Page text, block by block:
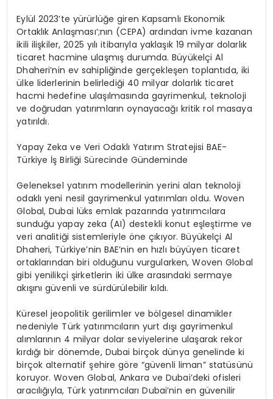
Eylül 2023’te yürürlüğe giren Kapsamlı Ekonomik
Ortaklık Anlaşması‘;nın (CEPA) ardından ivme kazanan
ikili ilişkiler, 2025 yılı itibarıyla yaklaşık 19 milyar dolarlık
ticaret hacmine ulaşmış durumda. Büyükelçi Al
Dhaheri’nin ev sahipliğinde gerçekleşen toplantıda, iki
ülke liderlerinin belirlediği 40 milyar dolarlık ticaret
hacmi hedefine ulaşılmasında gayrimenkul, teknoloji
ve doğrudan yatırımların oynayacağı kritik rol masaya
yatırıldı.
Yapay Zeka ve Veri Odaklı Yatırım Stratejisi BAE-
Türkiye İş Birliği Sürecinde Gündeminde
Geleneksel yatırım modellerinin yerini alan teknoloji
odaklı yeni nesil gayrimenkul yatırımları oldu. Woven
Global, Dubai lüks emlak pazarında yatırımcılara
sunduğu yapay zeka (AI) destekli konut eşleştirme ve
veri analitiği sistemleriyle öne çıkıyor. Büyükelçi Al
Dhaheri, Türkiye’nin BAE’nin en hızlı büyüyen ticaret
ortaklarından biri olduğunu vurgularken,Woven Global
gibi yenilikçi şirketlerin iki ülke arasındaki sermaye
akışını güvenli ve sürdürülebilir kıldı.
Küresel jeopolitik gerilimler ve bölgesel dinamikler
nedeniyle Türk yatırımcıların yurt dışı gayrimenkul
alımlarının 4 milyar dolar seviyelerine ulaşarak rekor
kırdığı bir dönemde, Dubai birçok dünya genelinde ki
birçok alternatifşehire göre “güvenli liman” statüsünü
koruyor.Woven Global, Ankara ve Dubai’deki ofisleri
aracılığıyla, Türk yatırımcıları Dubai’nin en güvenilir